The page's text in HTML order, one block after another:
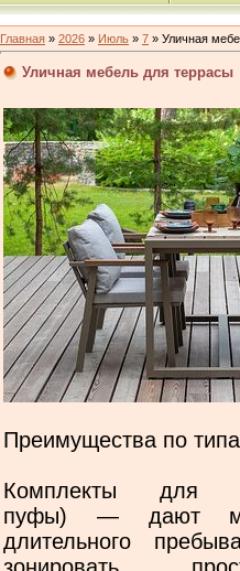
Главная » 2026 » Июль » 7 » Уличная
Уличная мебель для террасы
Преимущества по
Комплекты для
пуфы) — дают
длительного